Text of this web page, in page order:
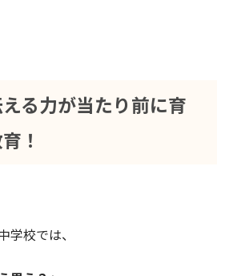
る力が当たり前に育
！
学校では、